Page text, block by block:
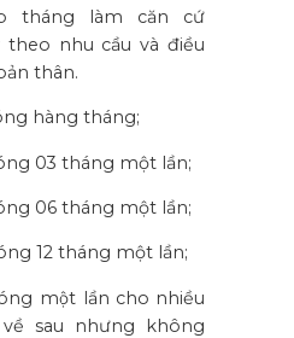
tháng làm căn cứ
nhu cầu và điều
thân.
hàng tháng;
03 tháng một lần;
06 tháng một lần;
12 tháng một lần;
một lần cho nhiều
sau nhưng không